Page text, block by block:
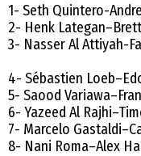
1- Seth Quintero-
2- Henk
3- Nasser Al Attiyah-
4- Sébastien
5- Saood
6- Yazeed Al
7- Marcelo
8- Nani Roma–Alex